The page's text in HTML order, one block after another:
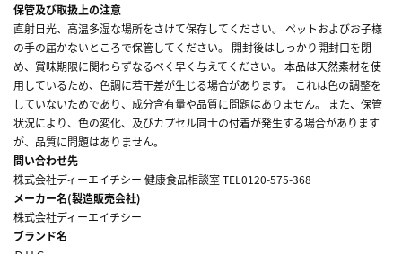
保管及び取扱上の注意
直射日光、高温多湿な場所をさけて保存してください。 ペットおよびお子様
の手の届かないところで保管してください。 開封後はしっかり開封口を閉
め、賞味期限に関わらずなるべく早く与えてください。 本品は天然素材を使
用しているため、色調に若干差が生じる場合があります。 これは色の調整を
していないためであり、成分含有量や品質に問題はありません。 また、保管
状況により、色の変化、及びカプセル同士の付着が発生する場合があります
が、品質に問題はありません。
問い合わせ先
株式会社ディーエイチシー 健康食品相談室 TEL0120-575-368
メーカー名(製造販売会社)
株式会社ディーエイチシー
ブランド名